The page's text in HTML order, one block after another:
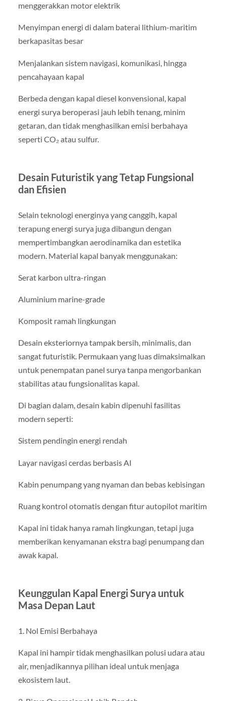
menggerakkan motor elektrik
Menyimpan energi di dalam baterai lithium-maritim
berkapasitas besar
Menjalankan sistem navigasi, komunikasi, hingga
pencahayaan kapal
Berbeda dengan kapal diesel konvensional, kapal
energi surya beroperasi jauh lebih tenang, minim
getaran, dan tidak menghasilkan emisi berbahaya
seperti CO₂ atau sulfur.
Desain Futuristik yang Tetap Fungsional
dan Efisien
Selain teknologi energinya yang canggih, kapal
terapung energi surya juga dibangun dengan
mempertimbangkan aerodinamika dan estetika
modern. Material kapal banyak menggunakan:
Serat karbon ultra-ringan
Aluminium marine-grade
Komposit ramah lingkungan
Desain eksteriornya tampak bersih, minimalis, dan
sangat futuristik. Permukaan yang luas dimaksimalkan
untuk penempatan panel surya tanpa mengorbankan
stabilitas atau fungsionalitas kapal.
Di bagian dalam, desain kabin dipenuhi fasilitas
modern seperti:
Sistem pendingin energi rendah
Layar navigasi cerdas berbasis AI
Kabin penumpang yang nyaman dan bebas kebisingan
Ruang kontrol otomatis dengan fitur autopilot maritim
Kapal ini tidak hanya ramah lingkungan, tetapi juga
memberikan kenyamanan ekstra bagi penumpang dan
awak kapal.
Keunggulan Kapal Energi Surya untuk
Masa Depan Laut
1. Nol Emisi Berbahaya
Kapal ini hampir tidak menghasilkan polusi udara atau
air, menjadikannya pilihan ideal untuk menjaga
ekosistem laut.